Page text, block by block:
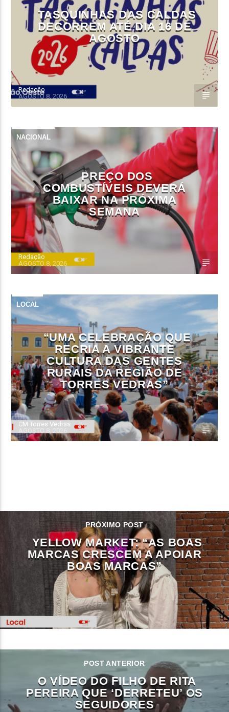
TASQUINHAS DAS CALDAS
DECORREM ATÉ DIA 16 DE
AGOSTO
Redação
AGOSTO 8, 2026
NACIONAL
PREÇO DOS
COMBUSTÍVEIS DEVERÁ
BAIXAR NA PRÓXIMA
SEMANA
Redação
AGOSTO 8, 2026
LOCAL
“UMA CELEBRAÇÃO QUE
RECRIA A VIBRANTE
CULTURA DAS GENTES
RURAIS DA REGIÃO DE
TORRES VEDRAS”
CM Torres Vedras
PRÓXIMO POST
YELLOW MARKET: “AS BOAS
MARCAS CRESCEM A APOIAR
BOAS MARCAS”
POST ANTERIOR
O VÍDEO DO FILHO DE RITA
PEREIRA QUE ‘DERRETEU’ OS
SEGUIDORES